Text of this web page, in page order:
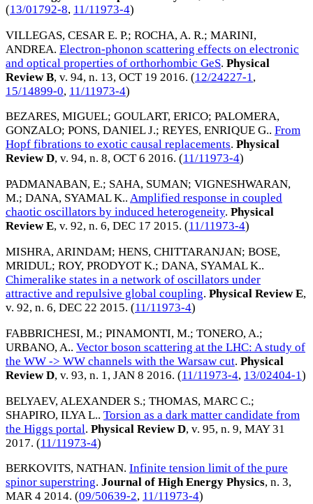
(13/01792-8, 11/11973-4)
VILLEGAS, CESAR E. P.; ROCHA, A. R.; MARINI,
ANDREA. Electron-phonon scattering effects on electronic
and optical properties of orthorhombic GeS. Physical
Review B, v. 94, n. 13, OCT 19 2016. (12/24227-1 ,
15/14899-0, 11/11973-4)
BEZARES, MIGUEL; GOULART, ERICO; PALOMERA,
GONZALO; PONS, DANIEL J.; REYES, ENRIQUE G.. From
Hopf fibrations to exotic causal replacements. Physical
Review D, v. 94, n. 8, OCT 6 2016. (11/11973-4)
PADMANABAN, E.; SAHA, SUMAN; VIGNESHWARAN,
M.; DANA, SYAMAL K.. Amplified response in coupled
chaotic oscillators by induced heterogeneity. Physical
Review E, v. 92, n. 6, DEC 17 2015. (11/11973-4)
MISHRA, ARINDAM; HENS, CHITTARANJAN; BOSE,
MRIDUL; ROY, PRODYOT K.; DANA, SYAMAL K..
Chimeralike states in a network of oscillators under
attractive and repulsive global coupling. Physical Review E,
v. 92, n. 6, DEC 22 2015. (11/11973-4)
FABBRICHESI, M.; PINAMONTI, M.; TONERO, A.;
URBANO, A.. Vector boson scattering at the LHC: A study of
the WW -> WW channels with the Warsaw cut. Physical
Review D, v. 93, n. 1, JAN 8 2016. (11/11973-4, 13/02404-1)
BELYAEV, ALEXANDER S.; THOMAS, MARC C.;
SHAPIRO, ILYA L.. Torsion as a dark matter candidate from
the Higgs portal. Physical Review D, v. 95, n. 9, MAY 31
2017. (11/11973-4)
BERKOVITS, NATHAN. Infinite tension limit of the pure
spinor superstring. Journal of High Energy Physics, n. 3,
MAR 4 2014. (09/50639-2, 11/11973-4)